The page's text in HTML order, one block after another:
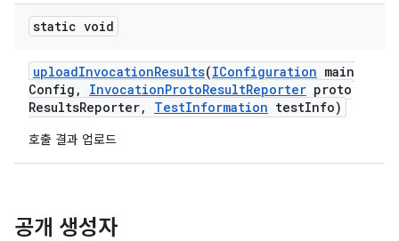
static void
uploadInvocationResults(IConfiguration main
Config , InvocationProtoResultReporter proto
ResultsReporter, TestInformation testInfo)
호출 결과 업로드
공개 생성자